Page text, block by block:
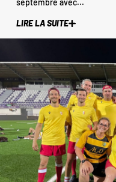
LIRE LA SUITE